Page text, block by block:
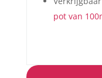
pot van